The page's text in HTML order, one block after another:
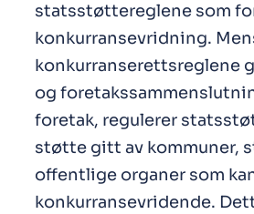
statsstøttereglene som
konkurransevridning.
konkurranserettsreglene
og
foretak, regulerer
støtte gitt av kommuner,
offentlige organer som
konkurransevridende.